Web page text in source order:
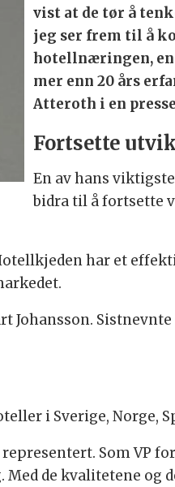
vist at de tør å
jeg ser frem til å
hotellnæringen, en
mer enn 20 års
Atteroth i en
Fortsette
En av hans
bidra til å fortsette
har et
Johansson.
i Sverige, Norge,
Som VP
de kvalitetene og